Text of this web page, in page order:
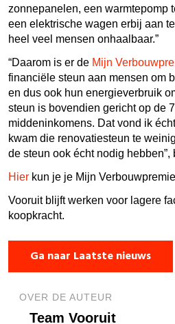
zonnepanelen, een warmtepomp
een elektrische wagen erbij aan
heel veel mensen onhaalbaar.”
“Daarom is er de Mijn
financiële steun aan mensen om
en dus ook hun energieverbruik
steun is bovendien gericht op de
middeninkomens. Dat vond ik
kwam die renovatiesteun te
de steun ook écht nodig hebben”,
Hier kun je je Mijn
Vooruit blijft werken voor lagere
koopkracht.
Ga naar Laatste nieuws
OVER DE AUTEUR
Team Vooruit